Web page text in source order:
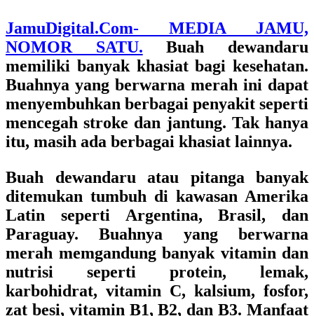
JamuDigital.Com- MEDIA JAMU,
NOMOR SATU.
Buah dewandaru
memiliki banyak khasiat bagi kesehatan.
Buahnya yang berwarna merah ini dapat
menyembuhkan berbagai penyakit seperti
mencegah stroke dan jantung. Tak hanya
itu, masih ada berbagai khasiat lainnya.
Buah dewandaru atau pitanga banyak
ditemukan tumbuh di kawasan Amerika
Latin seperti Argentina, Brasil, dan
Paraguay. Buahnya yang berwarna
merah memgandung banyak vitamin dan
nutrisi seperti protein, lemak,
karbohidrat, vitamin C, kalsium, fosfor,
zat besi, vitamin B1, B2, dan B3. Manfaat